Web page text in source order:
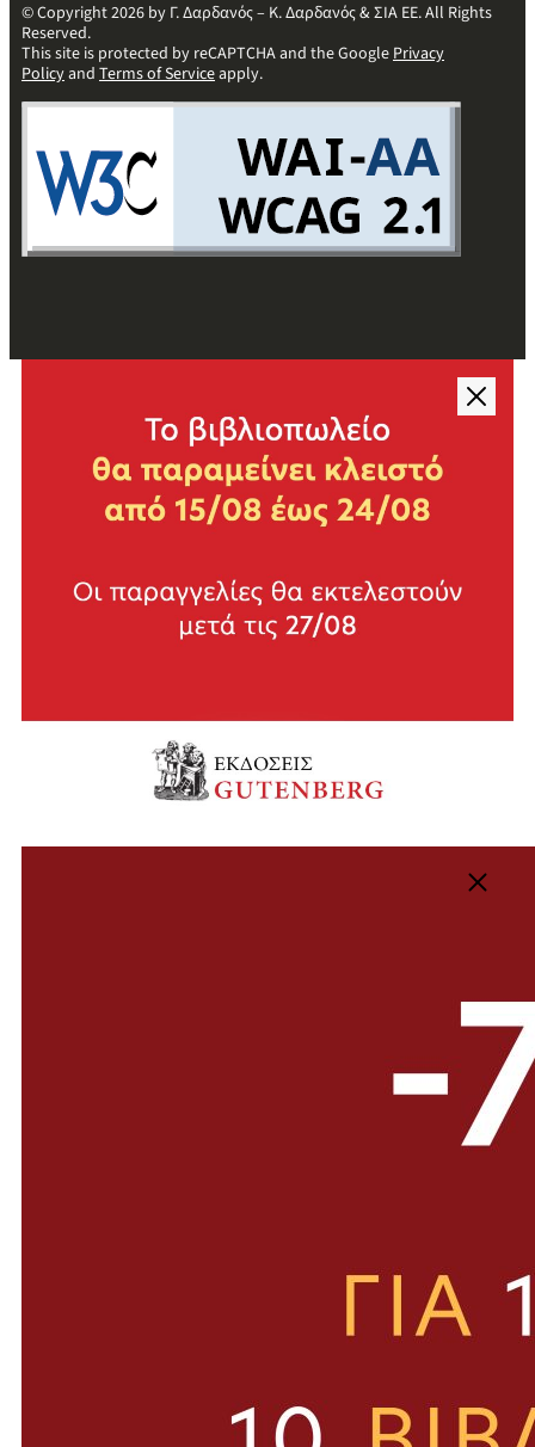
© Copyright 2026 by Γ. Δαρδανός – Κ. Δαρδανός & ΣΙΑ ΕΕ. All Rights
Reserved.
This site is protected by reCAPTCHA and the GooglePrivacy
Policyand Terms of Serviceapply.